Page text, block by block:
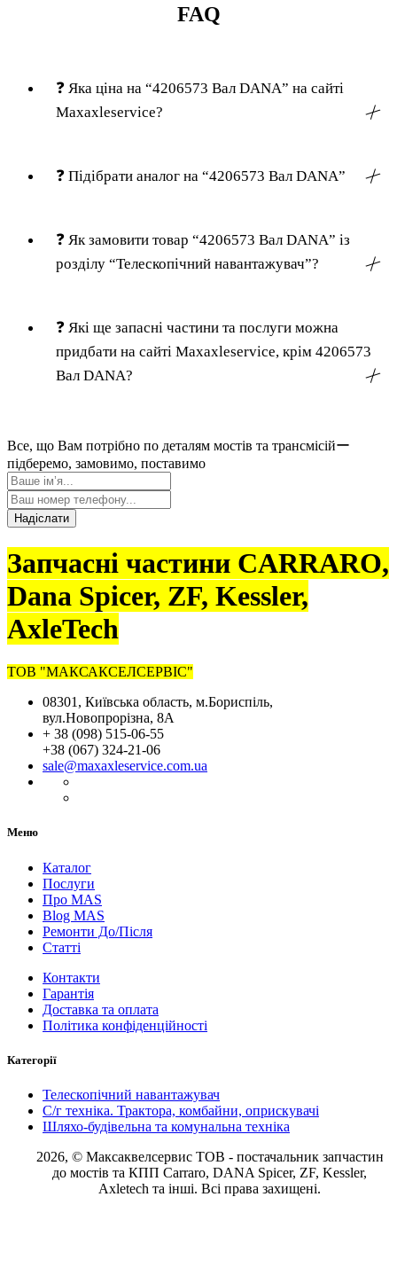
FAQ
❓ Яка ціна на “4206573 Вал DANA” на сайті
Maxaxleservice?
╳
❓ Підібрати аналог на “4206573 Вал DANA” ╳
❓ Як замовити товар “4206573 Вал DANA” із
розділу “Телескопічний навантажувач”?
╳
❓ Які ще запасні частини та послуги можна
придбати на сайті Maxaxleservice, крім 4206573
Вал DANA?
╳
Все, що Вам потрібно по деталям мостів та трансмісійー
підберемо, замовимо, поставимо
Надіслати
Запчасні частини CARRARO,
Dana Spicer, ZF, Kessler,
AxleTech
ТОВ "МАКСАКСЕЛСЕРВІС"
08301, Київська область, м.Бориспіль,
вул.Новопрорізна, 8А
+ 38 (098) 515-06-55
+38 (067) 324-21-06
sale@maxaxleservice.com.ua
Меню
Каталог
Послуги
Про MAS
Blog MAS
Ремонти До/Після
Статті
Контакти
Гарантія
Доставка та оплата
Політика конфіденційності
Категорії
Телескопічний навантажувач
С/г техніка. Трактора, комбайни, оприскувачі
Шляхо-будівельна та комунальна техніка
2026, © Максаквелсервис ТОВ - постачальник запчастин
до мостів та КПП Carraro, DANA Spicer, ZF, Kessler,
Axletech та інші. Всі права захищені.